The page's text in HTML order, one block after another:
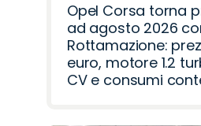
Opel Corsa torna
ad agosto 2026
Rottamazione:
euro, motore 1.2
CV e consumi